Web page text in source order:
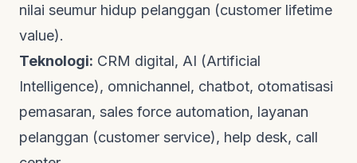
nilai seumur hidup pelanggan (customer lifetime
value).
Teknologi: CRM digital, AI (Artificial
Intelligence), omnichannel, chatbot, otomatisasi
pemasaran, sales force automation, layanan
pelanggan (customer service), help desk, call